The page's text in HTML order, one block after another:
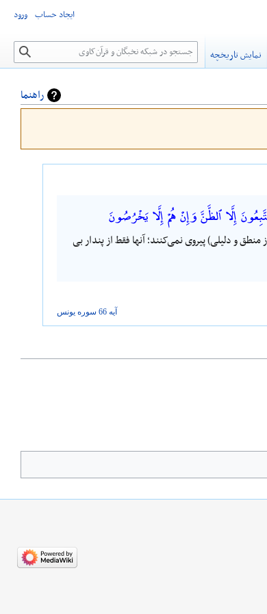
راهنما
إِلَّا ٱلظَّنَّ وَإِنْ هُمْ إِلَّا يَخْرُصُونَ
و دلیلی) پیروی نمی‌کنند؛ آنها فقط از پندار بی
آیه 66 سوره یونس
ایجاد حساب ورود
نمایش تاریخچه جستجو